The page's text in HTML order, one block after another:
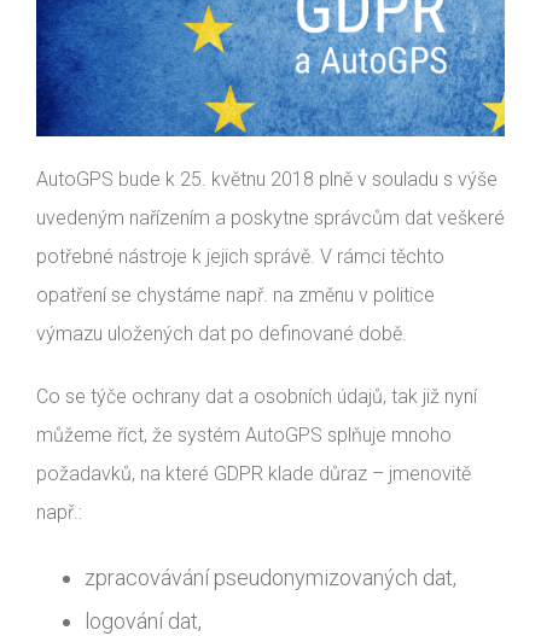
AutoGPS bude k 25. květnu 2018 plně v souladu s výše
uvedeným nařízením a poskytne správcům dat veškeré
potřebné nástroje k jejich správě. V rámci těchto
opatření se chystáme např. na změnu v politice
výmazu uložených dat po definované době.
Co se týče ochrany dat a osobních údajů, tak již nyní
můžeme říct, že systém AutoGPS splňuje mnoho
požadavků, na které GDPR klade důraz – jmenovitě
např.:
zpracovávání pseudonymizovaných dat,
logování dat,